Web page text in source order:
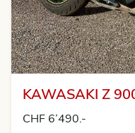
KAWASAKI Z
CHF 6’490.-